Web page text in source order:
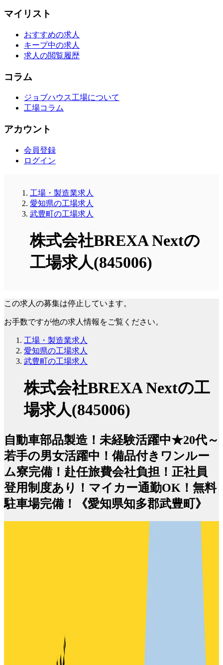
マイリスト
おすすめの求人
キープ中の求人
求人の閲覧履歴
コラム
ジョブハウス工場について
工場コラム
アカウント
会員登録
ログイン
工場・製造業求人
愛知県の工場求人
武豊町の工場求人
株式会社BREXA Nextの
工場求人(845006)
この求人の募集は停止しています。
お手数ですが他の求人情報をご覧ください。
工場・製造業求人
愛知県の工場求人
武豊町の工場求人
株式会社BREXA Nextの工
場求人(845006)
自動車部品製造！未経験活躍中★20代～
若手の男女活躍中！備品付きワンルー
ム寮完備！赴任旅費会社負担！正社員
登用制度あり！マイカー通勤OK！無料
駐車場完備！《愛知県知多郡武豊町》